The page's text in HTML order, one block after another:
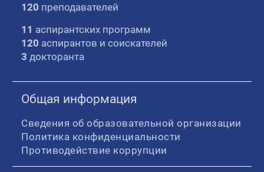
120 преподавателей
11 аспирантских программ
120 аспирантов и соискателей
3 докторанта
Общая информация
Сведения об образовательной организации
Политика конфиденциальности
Противодействие коррупции